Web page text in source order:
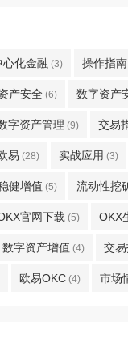
心化金融 (3) 操作指南
产安全 (6) 数字资产
字资产管理 (9) 交易
易 (28) 实战应用 (3)
健增值 (5) 流动性挖
官网下载 (5) OKX
数字资产增值 (4) 交
欧易OKC (4) 市场